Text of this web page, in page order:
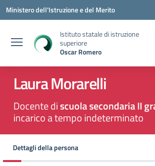
Vai ai contenuti
Vai al menu di navigazione
Vai al footer
Ministero dell'Istruzione e del Merito
Istituto statale di istruzione
superiore
Oscar Romero
Laura Morarelli
Docente discuola secondaria II
incarico a tempo indeterminato
Dettagli della persona